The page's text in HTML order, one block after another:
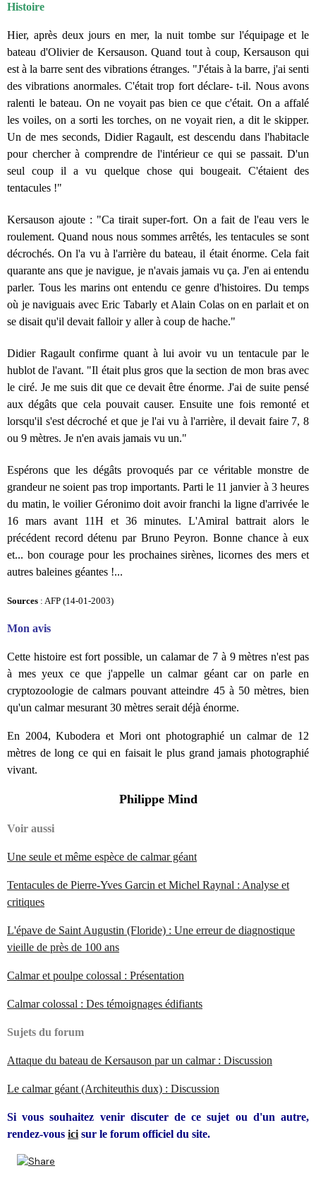
Histoire
Hier, après deux jours en mer, la nuit tombe sur l'équipage et le
bateau d'Olivier de Kersauson. Quand tout à coup, Kersauson qui
est à la barre sent des vibrations étranges. "J'étais à la barre, j'ai senti
des vibrations anormales. C'était trop fort déclare- t-il. Nous avons
ralenti le bateau. On ne voyait pas bien ce que c'était. On a affalé
les voiles, on a sorti les torches, on ne voyait rien, a dit le skipper.
Un de mes seconds, Didier Ragault, est descendu dans l'habitacle
pour chercher à comprendre de l'intérieur ce qui se passait. D'un
seul coup il a vu quelque chose qui bougeait. C'étaient des
tentacules !"
Kersauson ajoute : "Ca tirait super-fort. On a fait de l'eau vers le
roulement. Quand nous nous sommes arrêtés, les tentacules se sont
décrochés. On l'a vu à l'arrière du bateau, il était énorme. Cela fait
quarante ans que je navigue, je n'avais jamais vu ça. J'en ai entendu
parler. Tous les marins ont entendu ce genre d'histoires. Du temps
où je naviguais avec Eric Tabarly et Alain Colas on en parlait et on
se disait qu'il devait falloir y aller à coup de hache."
Didier Ragault confirme quant à lui avoir vu un tentacule par le
hublot de l'avant. "Il était plus gros que la section de mon bras avec
le ciré. Je me suis dit que ce devait être énorme. J'ai de suite pensé
aux dégâts que cela pouvait causer. Ensuite une fois remonté et
lorsqu'il s'est décroché et que je l'ai vu à l'arrière, il devait faire 7, 8
ou 9 mètres. Je n'en avais jamais vu un."
Espérons que les dégâts provoqués par ce véritable monstre de
grandeur ne soient pas trop importants. Parti le 11 janvier à 3 heures
du matin, le voilier Géronimo doit avoir franchi la ligne d'arrivée le
16 mars avant 11H et 36 minutes. L'Amiral battrait alors le
précédent record détenu par Bruno Peyron. Bonne chance à eux
et... bon courage pour les prochaines sirènes, licornes des mers et
autres baleines géantes !...
Sources : AFP (14-01-2003)
Mon avis
Cette histoire est fort possible, un calamar de 7 à 9 mètres n'est pas
à mes yeux ce que j'appelle un calmar géant car on parle en
cryptozoologie de calmars pouvant atteindre 45 à 50 mètres, bien
qu'un calmar mesurant 30 mètres serait déjà énorme.
En 2004, Kubodera et Mori ont photographié un calmar de 12
mètres de long ce qui en faisait le plus grand jamais photographié
vivant.
Philippe Mind
Voir aussi
Une seule et même espèce de calmar géant
Tentacules de Pierre-Yves Garcin et Michel Raynal : Analyse et
critiques
L'épave de Saint Augustin (Floride) : Une erreur de diagnostique
vieille de près de 100 ans
Calmar et poulpe colossal : Présentation
Calmar colossal : Des témoignages édifiants
Sujets du forum
Attaque du bateau de Kersauson par un calmar : Discussion
Le calmar géant (Architeuthis dux) : Discussion
Si vous souhaitez venir discuter de ce sujet ou d'un autre,
rendez-vous ici sur le forum officiel du site.